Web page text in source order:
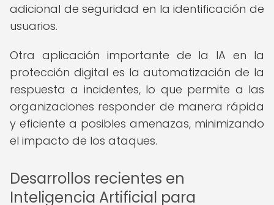
adicional de seguridad en la identificación de
usuarios.
Otra aplicación importante de la IA en la
protección digital es la automatización de la
respuesta a incidentes, lo que permite a las
organizaciones responder de manera rápida
y eficiente a posibles amenazas, minimizando
el impacto de los ataques.
Desarrollos recientes en
Inteligencia Artificial para